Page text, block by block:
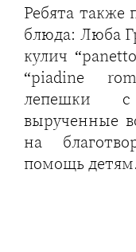
Ребята также
блюда: Люба
кулич
“piadine
лепешки
вырученные
на
помощь детям.